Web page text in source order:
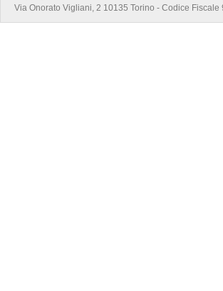
Via Onorato Vigliani, 2 10135 Torino - Codice Fiscale